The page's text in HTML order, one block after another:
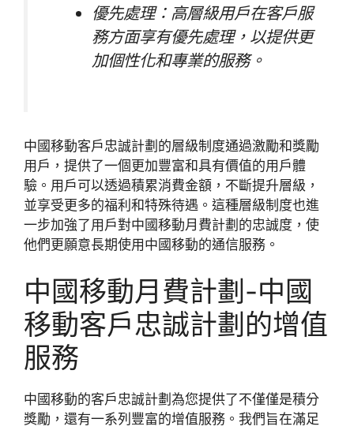
優先處理：高層級用戶在客戶服
務方面享有優先處理，以提供更
加個性化和專業的服務。
中國移動客戶忠誠計劃的層級制度通過激勵和獎勵
用戶，提供了一個更加豐富和具有價值的用戶體
驗。用戶可以透過積累消費金額，不斷提升層級，
並享受更多的福利和特殊待遇。這種層級制度也進
一步加強了用戶對中國移動月費計劃的忠誠度，使
他們更願意長期使用中國移動的通信服務。
中國移動月費計劃-中國
移動客戶忠誠計劃的增值
服務
中國移動的客戶忠誠計劃為您提供了不僅僅是積分
獎勵，還有一系列豐富的增值服務。我們旨在滿足